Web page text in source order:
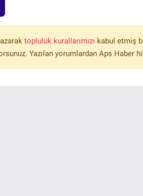
topluluk kurallarımızı kabul etmiş
Yazılan yorumlardan Aps Haber